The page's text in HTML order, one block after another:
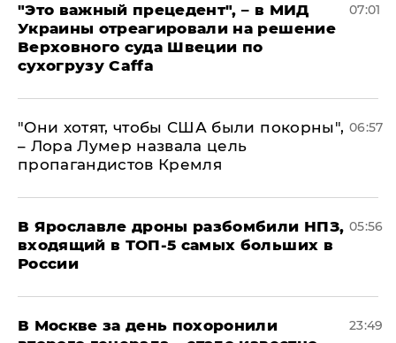
"Это важный прецедент", – в МИД
Украины отреагировали на решение
Верховного суда Швеции по
сухогрузу Caffa
07:01
"Они хотят, чтобы США были покорны",
– Лора Лумер назвала цель
пропагандистов Кремля
06:57
В Ярославле дроны разбомбили НПЗ,
входящий в ТОП-5 самых больших в
России
05:56
В Москве за день похоронили
23:49